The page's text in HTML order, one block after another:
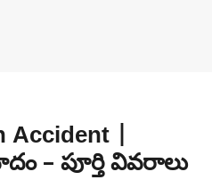
Accident |
– పూర్తి వివరాలు